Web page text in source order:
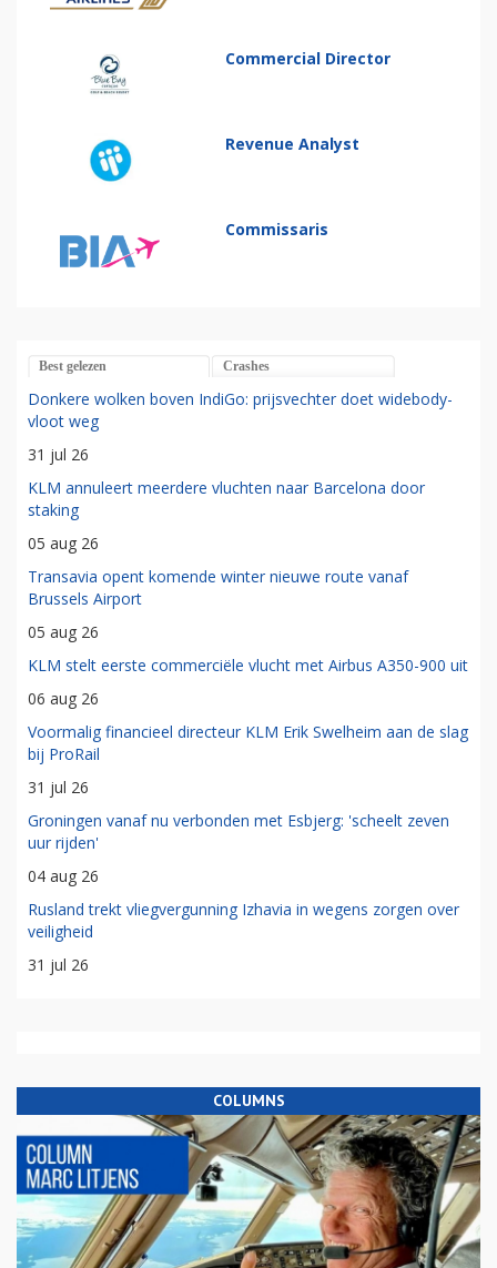
Commercial Director
Revenue Analyst
Commissaris
Best gelezen Crashes
Donkere wolken boven IndiGo: prijsvechter doet widebody-
vloot weg
31 jul 26
KLM annuleert meerdere vluchten naar Barcelona door
staking
05 aug 26
Transavia opent komende winter nieuwe route vanaf
Brussels Airport
05 aug 26
KLM stelt eerste commerciële vlucht met Airbus A350-900 uit
06 aug 26
Voormalig financieel directeur KLM Erik Swelheim aan de slag
bij ProRail
31 jul 26
Groningen vanaf nu verbonden met Esbjerg: 'scheelt zeven
uur rijden'
04 aug 26
Rusland trekt vliegvergunning Izhavia in wegens zorgen over
veiligheid
31 jul 26
COLUMNS